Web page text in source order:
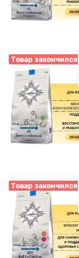
Товар закончился
Товар закончился